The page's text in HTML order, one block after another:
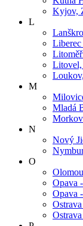
Kyjov,
L
Litovel,
M
Mladá
N
Nový
O
Opava
Opava